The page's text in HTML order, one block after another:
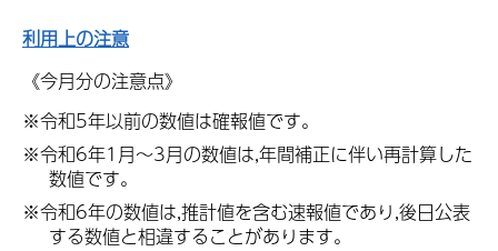
利用上の注意
《今月分の注意点》
※令和5年以前の数値は確報値です。
※令和6年1月～3月の数値は,年間補正に伴い再計算した
数値です。
※令和6年の数値は,推計値を含む速報値であり,後日公表
する数値と相違することがあります。